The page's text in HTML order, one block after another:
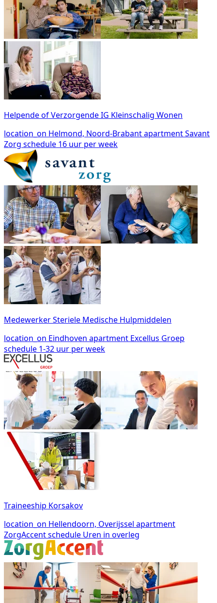
Helpende of Verzorgende IG Kleinschalig Wonen
location_on Helmond, Noord-BrabantapartmentSavant
Zorg schedule 16 uur per week
Medewerker Steriele Medische Hulpmiddelen
location_on Eindhoven apartment Excellus Groep
schedule 1-32 uur per week
Traineeship Korsakov
location_on Hellendoorn, Overijssel apartment
ZorgAccentschedule Uren in overleg